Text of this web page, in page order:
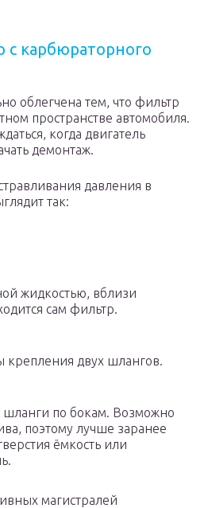
с карбюраторного
облегчена тем, что фильтр
пространстве автомобиля.
когда двигатель
демонтаж.
давления в
так:
жидкостью, вблизи
сам фильтр.
крепления двух шлангов.
шланги по бокам. Возможно
поэтому лучше заранее
ёмкость или
магистралей